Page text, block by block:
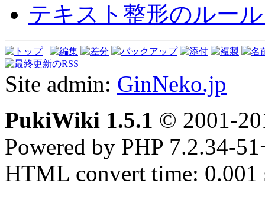
テキスト整形のルー
Site admin: GinNeko.jp
PukiWiki 1.5.1 © 2001-
Powered by PHP 7.2.34-
HTML convert time: 0.001